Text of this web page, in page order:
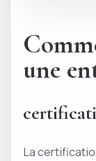
une
La